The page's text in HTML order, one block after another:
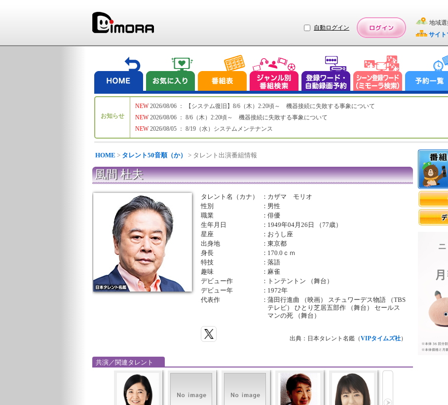
自動ログイン
地域選
サイト
お知らせ
NEW
NEW
NEW
2026/08/06 ： 【システム復旧】8/6（木）2:20頃～ 機器接続に失敗する事象について
2026/08/06 ： 8/6（木）2:20頃～ 機器接続に失敗する事象について
2026/08/05 ： 8/19（水）システムメンテナンス
HOME > タレント50音順（か） > タレント出演番組情報
風間 杜夫
タレント名（カナ） ： カザマ モリオ
性別
： 男性
職業
：俳優
生年月日
： 1949年04月26日 （77歳）
星座
： おうし座
出身地
：東京都
身長
： 170.0ｃｍ
特技
：落語
趣味
： 麻雀
デビュー作
： トンテントン （舞台）
デビュー年
： 1972年
代表作
：蒲田行進曲 （映画） スチュワーデス物語 （TBS
テレビ） ひとり芝居五部作 （舞台） セールス
マンの死 （舞台）
出典：日本タレント名鑑（VIPタイムズ社）
共演／関連タレント